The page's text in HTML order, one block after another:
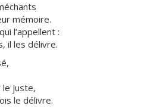
mémoire.
l’appellent :
il les délivre.
le juste,
le délivre.